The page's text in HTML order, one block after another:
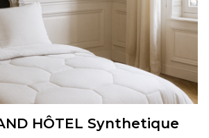
HÔTEL Synthetique